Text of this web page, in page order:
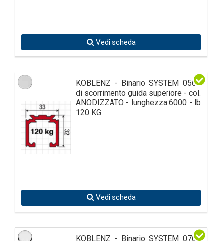
Vedi scheda
KOBLENZ - Binario SYSTEM 0500
di scorrimento guida superiore - col.
ANODIZZATO - lunghezza 6000 - lb
120 KG
Vedi scheda
KOBLENZ - Binario SYSTEM 0700